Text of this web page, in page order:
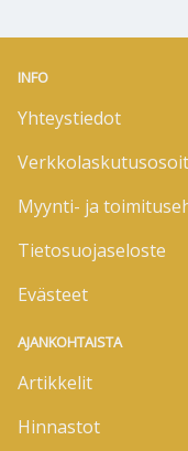
INFO
Yhteystiedot
Myynti- ja
Tietosuojaseloste
Evästeet
AJANKOHTAISTA
Artikkelit
Hinnastot